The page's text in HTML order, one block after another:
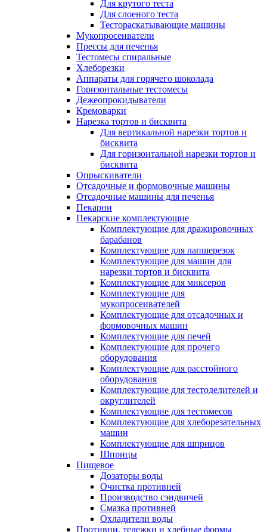
Для крутого теста
Для слоеного теста
Тестораскатывающие машины
Мукопросеиватели
Прессы для печенья
Тестомесы спиральные
Хлеборезки
Аппараты для горячего шоколада
Горизонтальные тестомесы
Дежеопрокидыватели
Кремоварки
Нарезка тортов и бисквита
Для вертикальной нарезки тортов и
бисквита
Для горизонтальной нарезки тортов и
бисквита
Опрыскиватели
Отсадочные и формовочные машины
Отсадочные машины для печенья
Пекарни
Пекарские комплектующие
Комплектующие для дражировочных
барабанов
Комплектующие для лапшерезок
Комплектующие для машин для
нарезки тортов и бисквита
Комплектующие для миксеров
Комплектующие для
мукопросеивателей
Комплектующие для отсадочных и
формовочных машин
Комплектующие для печей
Комплектующие для прочего
оборудования
Комплектующие для расстойного
оборудования
Комплектующие для тестоделителей и
округлителей
Комплектующие для тестомесов
Комплектующие для хлеборезательных
машин
Комплектующие для шприцов
Шприцы
Пищевое
Дозаторы воды
Очистка противней
Производство сэндвичей
Смазка противней
Охладители воды
Противни, тележки и хлебные формы